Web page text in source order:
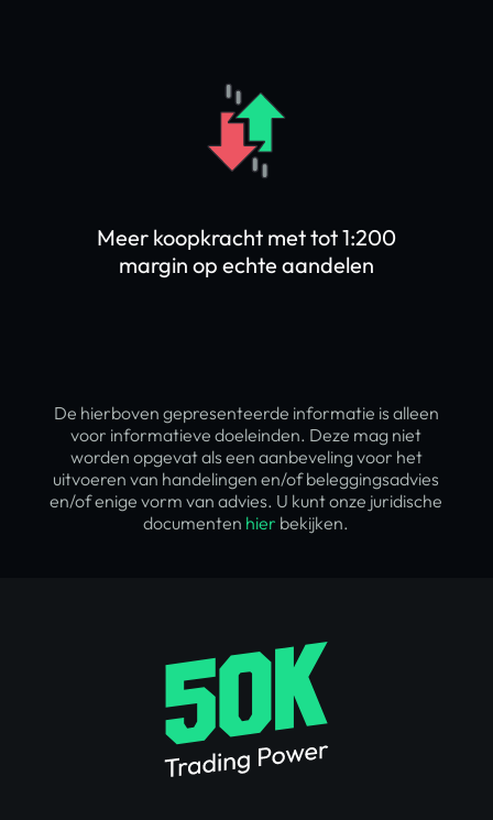
Meer koopkracht met tot 1:200
margin op echte aandelen
De hierboven gepresenteerde informatie is alleen
voor informatieve doeleinden. Deze mag niet
worden opgevat als een aanbeveling voor het
uitvoeren van handelingen en/of beleggingsadvies
en/of enige vorm van advies. U kunt onze juridische
documenten hier bekijken.